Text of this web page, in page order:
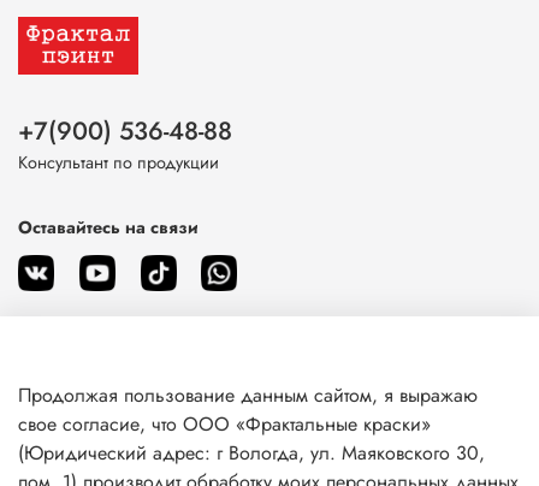
О магазине
+7(900) 536-48-88
Консультант по продукции
Оставайтесь на связи
Продолжая пользование данным сайтом, я выражаю
свое согласие, что ООО «Фрактальные краски»
(Юридический адрес: г Вологда, ул. Маяковского 30,